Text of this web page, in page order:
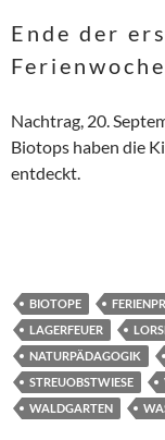
Ende der
Nachtrag, 20.
Biotops haben die
entdeckt.
BIOTOPE
LAGERFEUER
NATURPÄDAGOGIK
STREUOBSTWIESE
WALDGARTEN